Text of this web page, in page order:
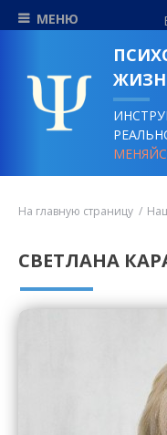
МЕНЮ
На главную страницу
СВЕТЛАНА